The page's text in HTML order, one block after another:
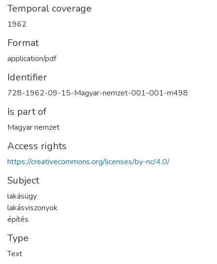
Temporal coverage
1962
Format
application/pdf
Identifier
728-1962-09-15-Magyar-nemzet-001-001-m498
Is part of
Magyar nemzet
Access rights
https://creativecommons.org/licenses/by-nc/4.0/
Subject
lakásügy
lakásviszonyok
építés
Type
Text